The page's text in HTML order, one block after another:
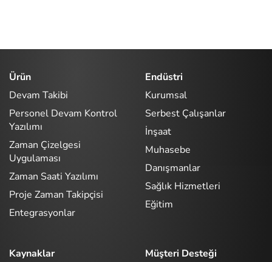
Ürün
Devam Takibi
Personel Devam Kontrol
Yazılımı
Zaman Çizelgesi
Uygulaması
Zaman Saati Yazılımı
Proje Zaman Takipçisi
Entegrasyonlar
Endüstri
Kurumsal
Serbest Çalışanlar
İnşaat
Muhasebe
Danışmanlar
Sağlık Hizmetleri
Eğitim
Kaynaklar
Müşteri Desteği